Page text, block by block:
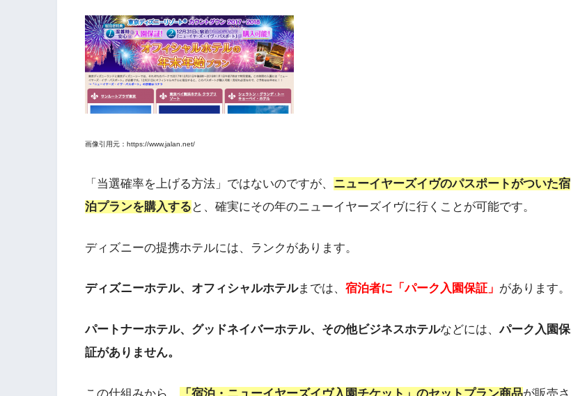
画像引用元：https://www.jalan.net/
「当選確率を上げる方法」ではないのですが、 ニューイヤーズイヴのパスポートがついた宿
泊プランを購入する と、確実にその年のニューイヤーズイヴに行くことが可能です。
ディズニーの提携ホテルには、ランクがあります。
ディズニーホテル、オフィシャルホテルまでは、 宿泊者に「パーク入園保証」 があります。
パートナーホテル、グッドネイバーホテル、その他ビジネスホテルなどには、パーク入園保
証がありません。
この仕組みから、 「宿泊・ニューイヤーズイヴ入園チケット」のセットプラン商品が販売さ